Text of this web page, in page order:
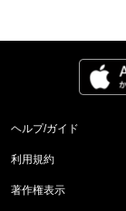
ヘルプ/ガイド
利用規約
著作権表示